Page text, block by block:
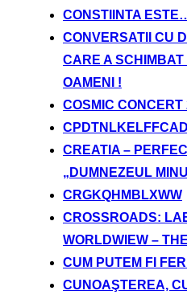
CONSTIINTA
CONVERSATII CU
CARE A SCHIMBAT
OAMENI !
COSMIC CONCERT
CPDTNLKELFFCAD
CREATIA –
„DUMNEZEUL
CRGKQHMBLXWW
CROSSROADS:
WORLDWIEW –
CUM PUTEM FI
CUNOAŞTEREA,